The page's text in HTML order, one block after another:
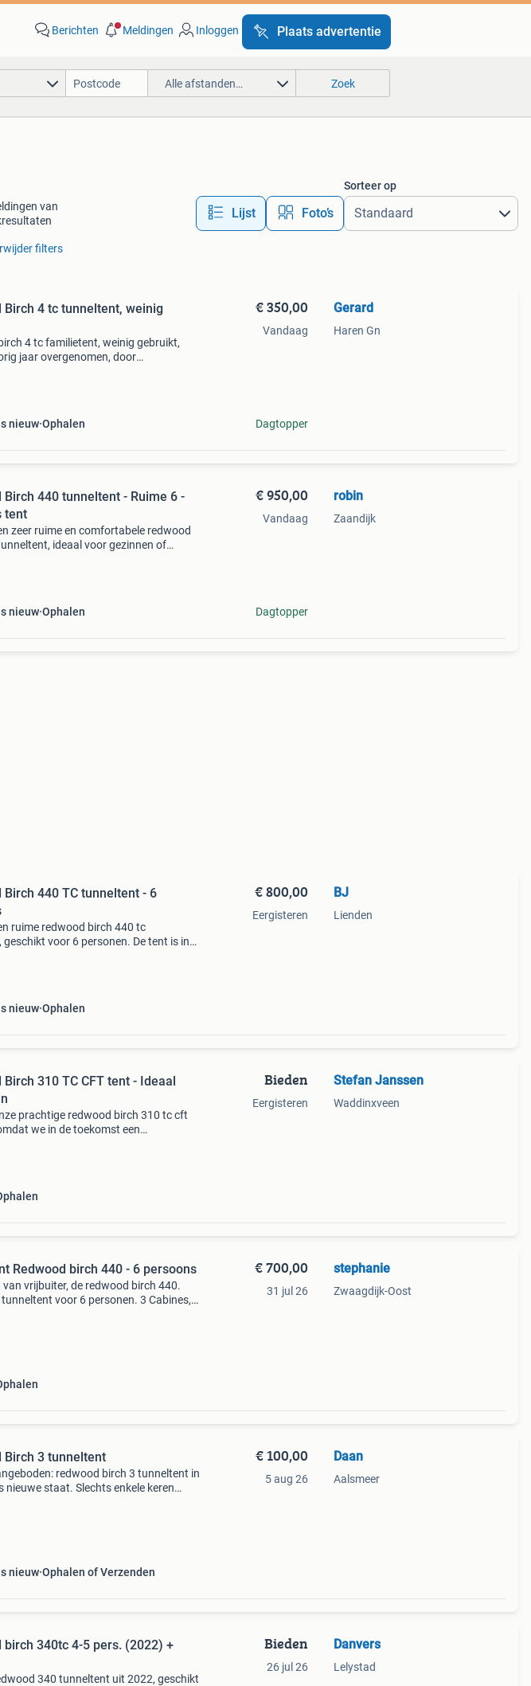
Berichten Meldingen Inloggen Plaats advertentie
Alle afstanden… Zoek
van
Lijst Foto’s
Sorteer op
filters
Birch 4 tc tunneltent, weinig
4 tc familietent, weinig gebruikt,
jaar overgenomen, door
nieuw Ophalen
€ 350,00
Vandaag
Dagtopper
Gerard
Haren Gn
Birch 440 tunneltent - Ruime 6 -
tent
zeer ruime en comfortabele redwood
ideaal voor gezinnen of
nieuw Ophalen
€ 950,00
Vandaag
Dagtopper
robin
Zaandijk
Birch 440 TC tunneltent - 6
ruime redwood birch 440 tc
voor 6 personen. De tent is in
nieuw Ophalen
€ 800,00
Eergisteren
BJ
Lienden
Birch 310 TC CFT tent - Ideaal
prachtige redwood birch 310 tc cft
we in de toekomst een
Bieden
Eergisteren
Stefan Janssen
Waddinxveen
Redwood birch 440 - 6 persoons
van vrijbuiter, de redwood birch 440.
tunneltent voor 6 personen. 3 Cabines,
€ 700,00
31 jul 26
stephanie
Zwaagdijk-Oost
Birch 3 tunneltent
redwood birch 3 tunneltent in
nieuwe staat. Slechts enkele keren
nieuw Ophalen of Verzenden
€ 100,00
5 aug 26
Daan
Aalsmeer
birch 340tc 4-5 pers. (2022) +
340 tunneltent uit 2022, geschikt
Bieden
26 jul 26
Danvers
Lelystad